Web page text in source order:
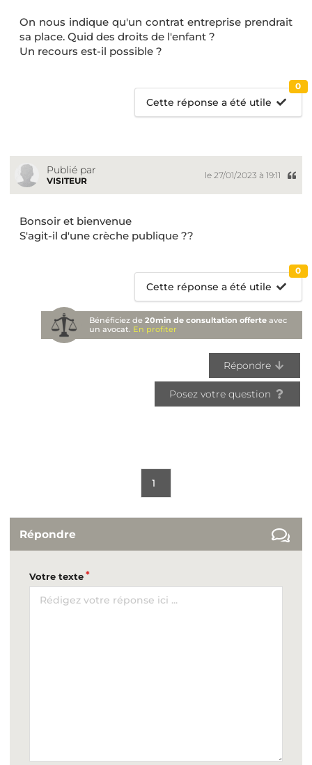
On nous indique qu'un contrat entreprise prendrait
sa place. Quid des droits de l'enfant ?
Un recours est-il possible ?
Cette réponse a été utile
0
Publié par
VISITEUR
le 27/01/2023 à 19:11
Bonsoir et bienvenue
S'agit-il d'une crèche publique ??
Cette réponse a été utile
0
Bénéficiez de20min de consultation offerte avec
un avocat. En profiter
Répondre
Posez votre question
1
Répondre
Votre texte